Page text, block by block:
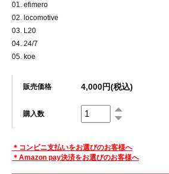
01. efimero
02. locomotive
03. L20
04. 24/7
05. koe
販売価格 4,000円(税込)
購入数
＊コンビニ支払いをお選びのお客様へ
＊Amazon pay決済をお選びのお客様へ